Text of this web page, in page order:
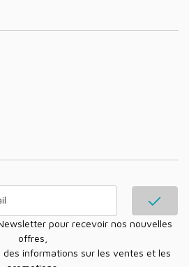
offres,
informations sur les ventes et les